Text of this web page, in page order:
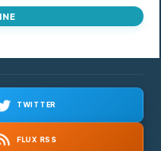
TWITTER
FLUX RSS